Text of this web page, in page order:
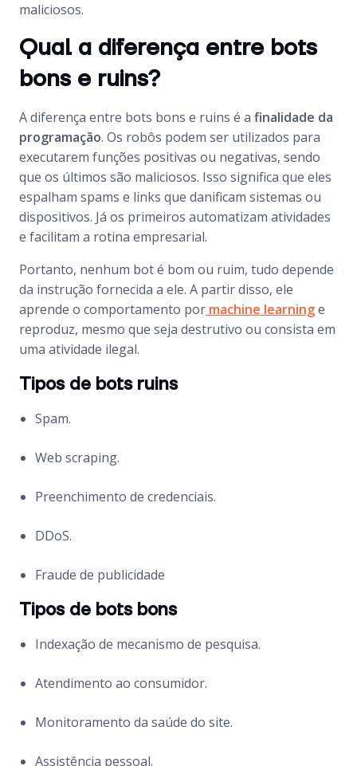
maliciosos.
Qual a diferença entre bots
bons e ruins?
A diferença entre bots bons e ruins é a finalidade da
programação. Os robôs podem ser utilizados para
executarem funções positivas ou negativas, sendo
que os últimos são maliciosos. Isso significa que eles
espalham spams e links que danificam sistemas ou
dispositivos. Já os primeiros automatizam atividades
e facilitam a rotina empresarial.
Portanto, nenhum boté bom ou ruim, tudo depende
da instrução fornecida a ele. A partir disso, ele
aprende o comportamento por machine learninge
reproduz, mesmo que seja destrutivo ou consista em
uma atividade ilegal.
Tipos de bots ruins
Spam.
Web scraping.
Preenchimento de credenciais.
DDoS.
Fraude de publicidade
Tipos de bots bons
Indexação de mecanismo de pesquisa.
Atendimento ao consumidor.
Monitoramento da saúde do site.
Assistência pessoal.